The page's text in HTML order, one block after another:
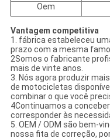
Oem
Vantagem competitiva
1. fábrica estabeleceu
prazo com a mesma
2Somos o fabricante
mais de vinte anos.
3. Nós agora produzir
de motocicletas
combinar o que você
4Continuamos a
corresponder às
5. OEM / ODM são bem-
nossa fita de correção,